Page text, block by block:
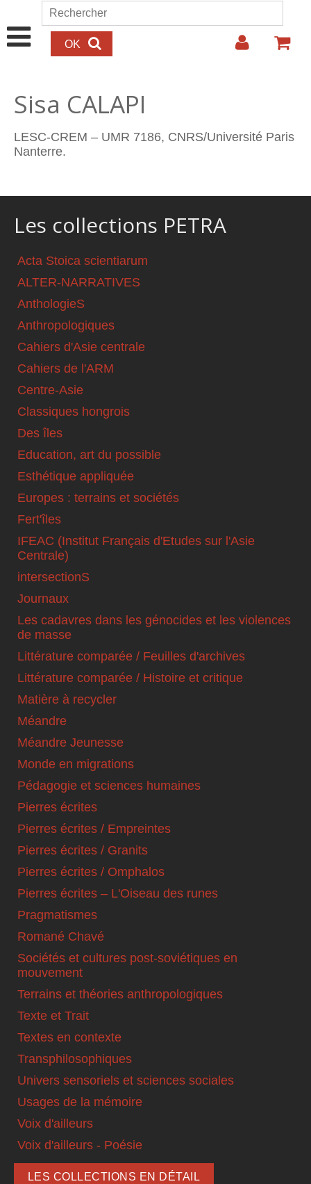
Aller au contenu principal
Formulaire de recherche
Rechercher
Sisa CALAPI
LESC-CREM – UMR 7186, CNRS/Université Paris
Nanterre.
Les collections PETRA
Acta Stoica scientiarum
ALTER-NARRATIVES
AnthologieS
Anthropologiques
Cahiers d'Asie centrale
Cahiers de l'ARM
Centre-Asie
Classiques hongrois
Des îles
Education, art du possible
Esthétique appliquée
Europes : terrains et sociétés
Fert'îles
IFEAC (Institut Français d'Etudes sur l'Asie
Centrale)
intersectionS
Journaux
Les cadavres dans les génocides et les violences
de masse
Littérature comparée / Feuilles d'archives
Littérature comparée / Histoire et critique
Matière à recycler
Méandre
Méandre Jeunesse
Monde en migrations
Pédagogie et sciences humaines
Pierres écrites
Pierres écrites / Empreintes
Pierres écrites / Granits
Pierres écrites / Omphalos
Pierres écrites – L'Oiseau des runes
Pragmatismes
Romané Chavé
Sociétés et cultures post-soviétiques en
mouvement
Terrains et théories anthropologiques
Texte et Trait
Textes en contexte
Transphilosophiques
Univers sensoriels et sciences sociales
Usages de la mémoire
Voix d'ailleurs
Voix d'ailleurs - Poésie
LES COLLECTIONS EN DÉTAIL